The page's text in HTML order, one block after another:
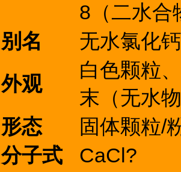
8（二水合
别名
无水氯化
外观
白色颗粒
末（无水物
形态
固体颗粒/
分子式
CaCl?